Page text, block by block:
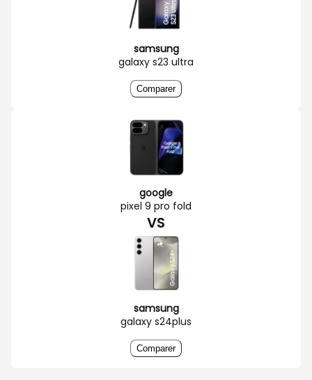
samsung
galaxy s23 ultra
Comparer
google
pixel 9 pro fold
VS
samsung
galaxy s24plus
Comparer